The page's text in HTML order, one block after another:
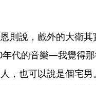
則說，戲外的大衛
代的音樂—我覺得那
，也可以說是個宅男